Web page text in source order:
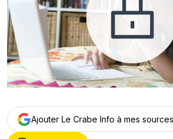
Ajouter Le Crabe Info à mes